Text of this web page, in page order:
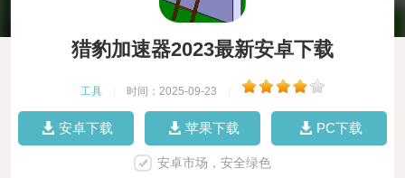
猎豹加速器2023最新安卓下载
工具 时间：2025-09-23
安卓下载 苹果下载 PC下载
安卓市场，安全绿色